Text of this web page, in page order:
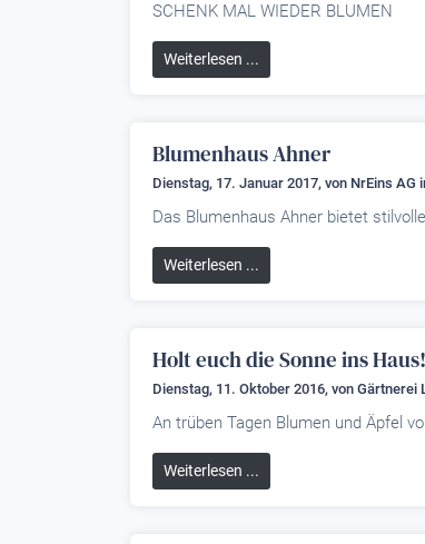
SCHENK MAL WIEDER BLUMEN
Weiterlesen ...
Blumenhaus Ahner
Dienstag, 17. Januar 2017, von NrEins AG
Das Blumenhaus Ahner bietet
Weiterlesen ...
Holt euch die Sonne ins Haus!
Dienstag, 11. Oktober 2016, von Gärtnerei
An trüben Tagen Blumen und Äpfel
Weiterlesen ...